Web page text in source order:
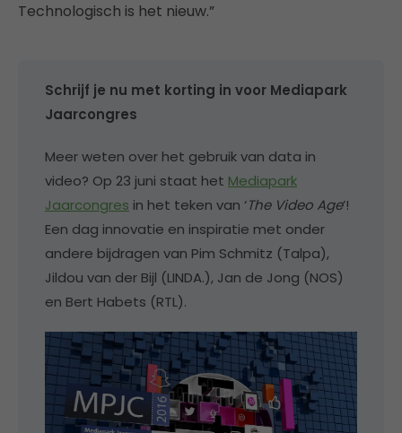
Technologisch is het nieuw.”
Schrijf je nu met korting in voor Mediapark
Jaarcongres
Meer weten over het gebruik van data in
video? Op 23 juni staat het Mediapark
Jaarcongres in het teken van ‘The Video Age’!
Een dag innovatie en inspiratie met onder
andere bijdragen van Pim Schmitz (Talpa),
Jildou van der Bijl (LINDA.), Jan de Jong (NOS)
en Bert Habets (RTL).